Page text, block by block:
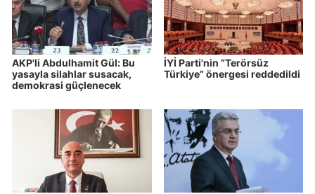
AKP'li Abdulhamit Gül: Bu
yasayla silahlar susacak,
demokrasi güçlenecek
İYİ Parti'nin “Terörsüz
Türkiye” önergesi reddedildi